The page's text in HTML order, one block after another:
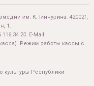
им. К.Тинчурина. 420021,
1.
34 20. E-Mail:
Режим работы кассы с
культуры Республики